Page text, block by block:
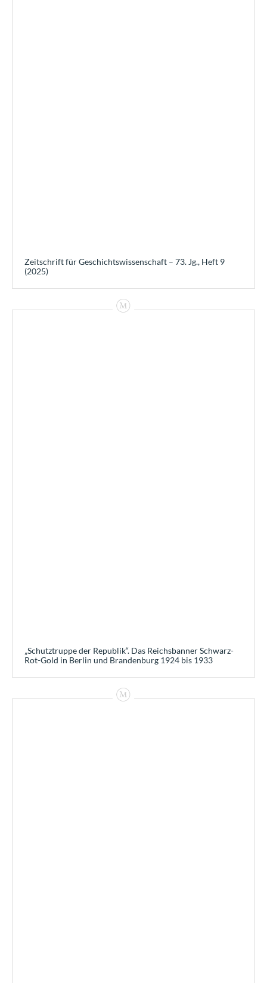
Zeitschrift für Geschichtswissenschaft – 73. Jg., Heft 9
(2025)
„Schutztruppe der Republik“. Das Reichsbanner Schwarz-
Rot-Gold in Berlin und Brandenburg 1924 bis 1933